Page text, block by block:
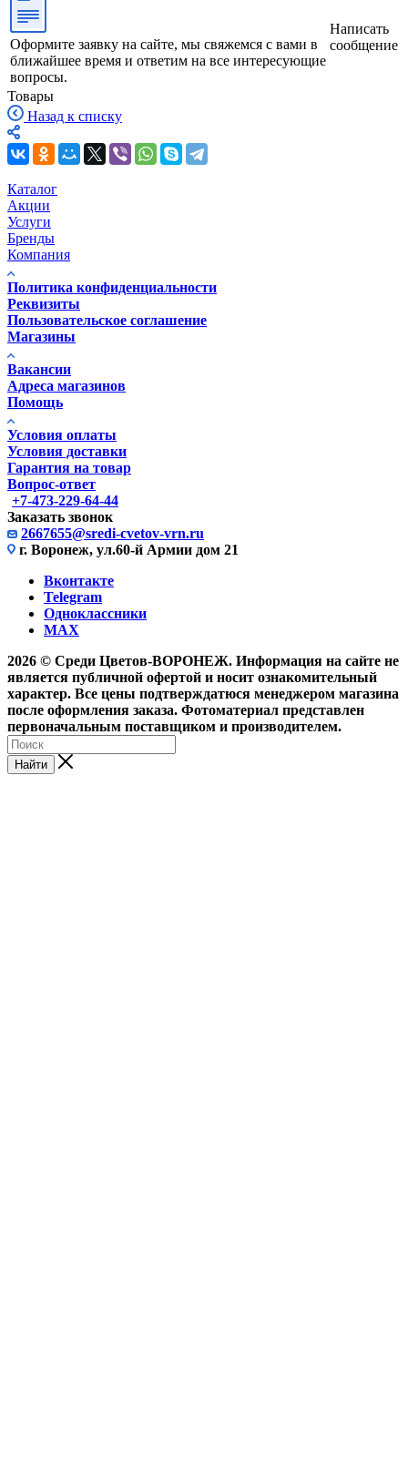
Оформите заявку на сайте, мы свяжемся с вами в
ближайшее время и ответим на все интересующие
вопросы.
Написать
сообщение
Товары
Назад к списку
Каталог
Акции
Услуги
Бренды
Компания
Политика конфиденциальности
Реквизиты
Пользовательское соглашение
Магазины
Вакансии
Адреса магазинов
Помощь
Условия оплаты
Условия доставки
Гарантия на товар
Вопрос-ответ
+7-473-229-64-44
Заказать звонок
2667655@sredi-cvetov-vrn.ru
г. Воронеж, ул.60-й Армии дом 21
Вконтакте
Telegram
Одноклассники
MAX
2026 © Среди Цветов-ВОРОНЕЖ. Информация на сайте не
является публичной офертой и носит ознакомительный
характер. Все цены подтверждатюся менеджером магазина
после оформления заказа. Фотоматериал представлен
первоначальным поставщиком и производителем.
Найти